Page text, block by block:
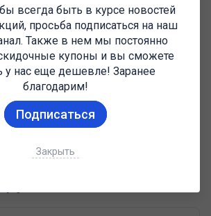
всегда быть в курсе новостей
просьба подписаться на наш
Также в нем мы постоянно
купоны и вы сможете
у нас еще дешевле! Заранее
благодарим!
Подписаться
Закрыть
на карту
на карту